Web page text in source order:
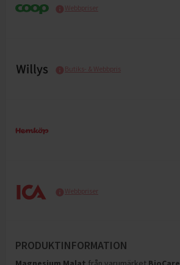
Webbpriser
Butiks- & Webbpris
Webbpriser
PRODUKTINFORMATION